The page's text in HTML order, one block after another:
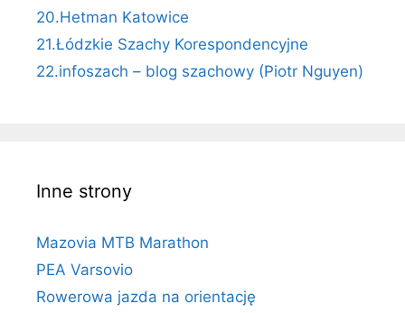
20.Hetman Katowice
21.Łódzkie Szachy Korespondencyjne
22.infoszach – blog szachowy (Piotr Nguyen)
Inne strony
Mazovia MTB Marathon
PEA Varsovio
Rowerowa jazda na orientację